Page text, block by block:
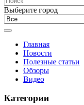
Выберите город
Главная
Новости
Полезные статьи
Обзоры
Видео
Категории